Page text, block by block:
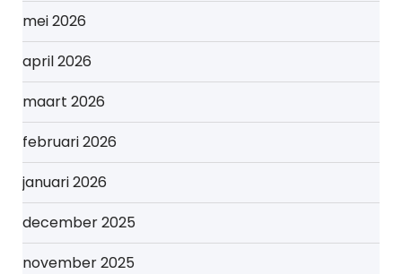
mei 2026
april 2026
maart 2026
februari 2026
januari 2026
december 2025
november 2025